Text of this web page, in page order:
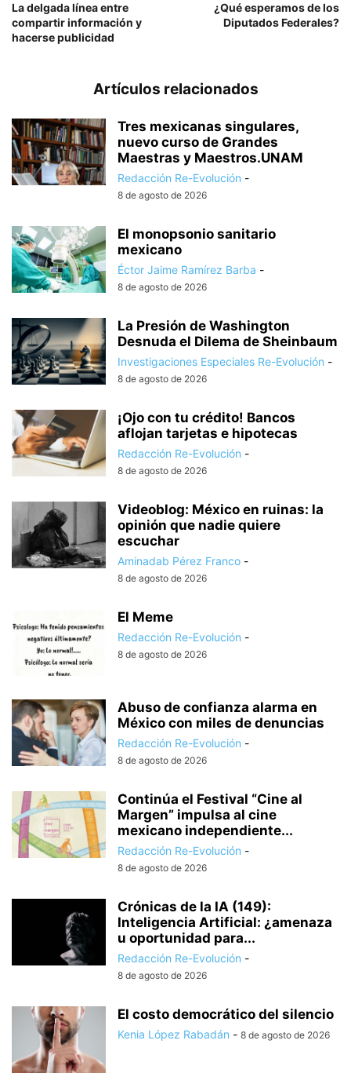
La delgada línea entre
compartir información y
hacerse publicidad
¿Qué esperamos de los
Diputados Federales?
Artículos relacionados
Tres mexicanas singulares,
nuevo curso de Grandes
Maestras y Maestros.UNAM
Redacción Re-Evolución -
8 de agosto de 2026
El monopsonio sanitario
mexicano
Éctor Jaime Ramírez Barba -
8 de agosto de 2026
La Presión de Washington
Desnuda el Dilema de Sheinbaum
Investigaciones Especiales Re-Evolución -
8 de agosto de 2026
¡Ojo con tu crédito! Bancos
aflojan tarjetas e hipotecas
Redacción Re-Evolución -
8 de agosto de 2026
Videoblog: México en ruinas: la
opinión que nadie quiere
escuchar
Aminadab Pérez Franco -
8 de agosto de 2026
El Meme
Redacción Re-Evolución -
8 de agosto de 2026
Abuso de confianza alarma en
México con miles de denuncias
Redacción Re-Evolución -
8 de agosto de 2026
Continúa el Festival “Cine al
Margen” impulsa al cine
mexicano independiente...
Redacción Re-Evolución -
8 de agosto de 2026
Crónicas de la IA (149):
Inteligencia Artificial: ¿amenaza
u oportunidad para...
Redacción Re-Evolución -
8 de agosto de 2026
El costo democrático del silencio
Kenia López Rabadán - 8 de agosto de 2026